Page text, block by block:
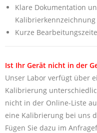
Klare Dokumentation
Kalibrierkennzeichnung
Kurze
Ist Ihr Gerät nicht in der
Unser Labor verfügt über
Kalibrierung
nicht in der Online-Liste
eine Kalibrierung bei uns
Fügen Sie dazu im